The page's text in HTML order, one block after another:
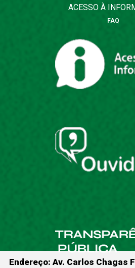
ACESSO À
FAQ
Endereço: Av. Carlos Chagas